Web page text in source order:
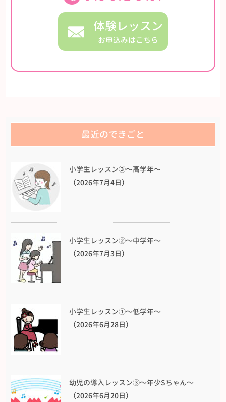
体験レッスン
お申込みはこちら
最近のできごと
小学生レッスン③〜高学年〜
（2026年7月4日）
小学生レッスン②〜中学年〜
（2026年7月3日）
小学生レッスン①〜低学年〜
（2026年6月28日）
幼児の導入レッスン③〜年少Sちゃん〜
（2026年6月20日）